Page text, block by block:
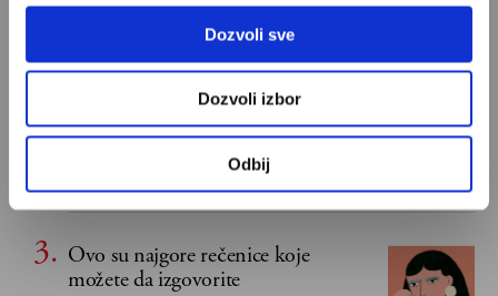
Dozvoli sve
Dozvoli izbor
Odbij
Snježana Banović: Ovo je moja lista
10 najboljih romana
stalno vraćam i koje često poklanjam...
Ovo su najgore rečenice koje
možete da izgovorite